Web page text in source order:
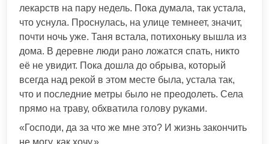
лекарств на пару недель. Пока думала, так устала,
что уснула. Проснулась, на улице темнеет, значит,
почти ночь уже. Таня встала, потихоньку вышла из
дома. В деревне люди рано ложатся спать, никто
её не увидит. Пока дошла до обрыва, который
всегда над рекой в этом месте была, устала так,
что и последние метры было не преодолеть. Села
прямо на траву, обхватила голову руками.
«Господи, да за что же мне это? И жизнь закончить